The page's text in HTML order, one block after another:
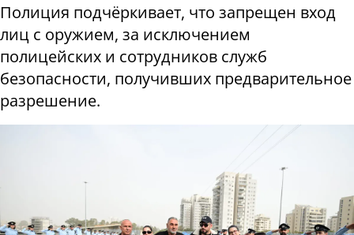
Полиция подчёркивает, что запрещен вход
лиц с оружием, за исключением
полицейских и сотрудников служб
безопасности, получивших предварительное
разрешение.